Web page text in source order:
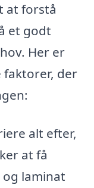
at forstå
et godt
Her er
faktorer, der
alt efter,
at få
laminat